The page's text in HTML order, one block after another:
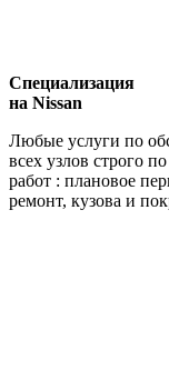
Специализация
на Nissan
Любые услуги по
всех узлов строго
работ : плановое
ремонт, кузова и